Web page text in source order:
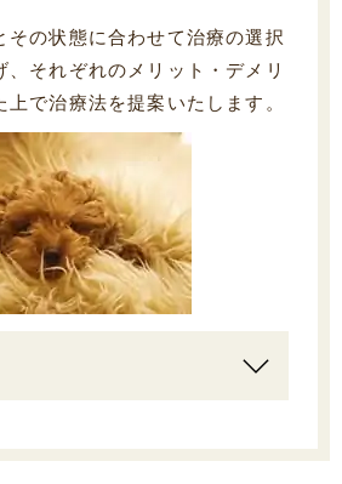
その状態に合わせて治療の選択
、それぞれのメリット・デメリ
で治療法を提案いたします。